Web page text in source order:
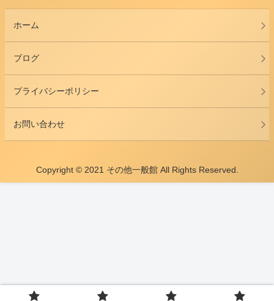
ホーム
ブログ
プライバシーポリシー
お問い合わせ
Copyright © 2021 その他一般館 All Rights Reserved.